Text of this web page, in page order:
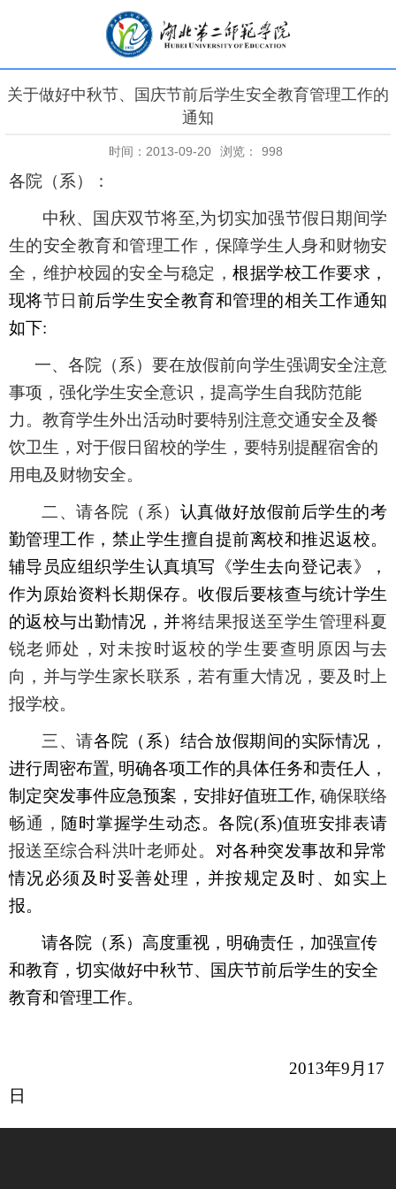
关于做好中秋节、国庆节前后学生安全教育管理工作的
通知
时间：2013-09-20 浏览： 998
各院（系）：
中秋、国庆双节将至,为切实加强节假日期间学
生的安全教育和管理工作， 保障学生人身和财物安
全 ，维护校园的安全与稳定，根据学校工作要求，
现将节日 前后学生安全教育和管理的相关工作通知
如下:
一、各院（系）要在放假前向学生强调安全注意
事项，强化学生安全意识，提高学生自我防范能
力。教育学生外出活动时要特别注意交通安全及餐
饮卫生，对于假日留校的学生，要特别提醒宿舍的
用电及财物安全。
二、请各院（系） 认真做好放假前后学生的考
勤管理工作，禁止学生擅自提前离校和推迟返校。
辅导员应组织学生认真填写《学生去向登记表》，
作为原始资料长期保存。收假后要核查与统计学生
的返校与出勤情况，并将结果报送至学生管理科夏
锐老师处，对未按时返校的学生要查明原因与去
向，并与学生家长联系，若有重大情况，要及时上
报学校。
三、请各院（系）结合放假期间的实际情况，
进行周密布置, 明确各项工作的具体任务和责任人，
制定突发事件应急预案，安排好值班工作, 确保联络
畅通， 随时掌握学生动态。各院(系)值班安排表请
报送至综合科洪叶老师处。 对各种突发事故和异常
情况必须及时妥善处理，并按规定及时、如实上
报。
请各院（系）高度重视，明确责任，加强宣传
和教育，切实做好中秋节、国庆节前后学生的安全
教育和管理工作。
2013年9 月 17
日